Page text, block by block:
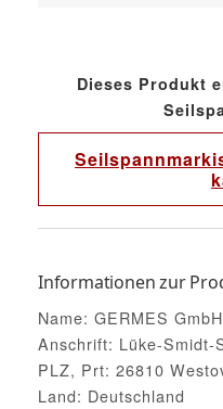
Dieses Produkt
Informationen zur
Name: GERMES GmbH
Anschrift: Lüke-Smidt-
PLZ, Prt: 26810
Land: Deutschland